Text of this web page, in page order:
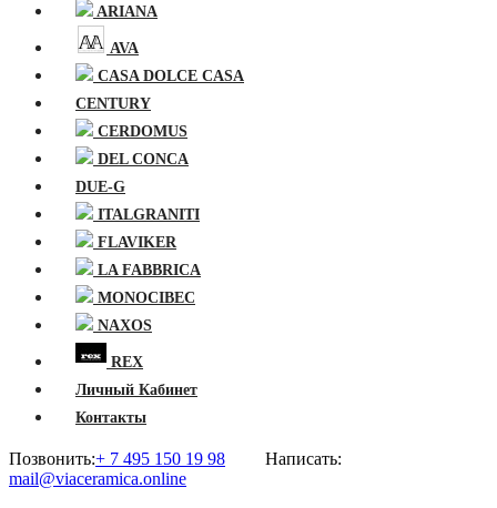
ARIANA
AVA
CASA DOLCE CASA
CENTURY
CERDOMUS
DEL CONCA
DUE-G
ITALGRANITI
FLAVIKER
LA FABBRICA
MONOCIBEC
NAXOS
REX
Личный Кабинет
Контакты
Позвонить:+ 7 495 150 19 98 Написать:
mail@viaceramica.online